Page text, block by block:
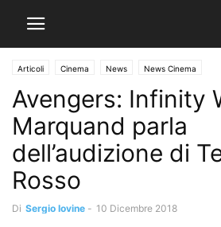
Articoli Cinema News News Cinema
Avengers: Infinity
Marquand parla
dell’audizione di
Rosso
Di Sergio Iovine - 10 Dicembre 2018